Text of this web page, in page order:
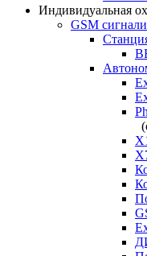
Индивидуальная
GSM